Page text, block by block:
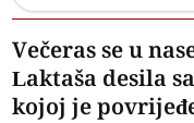
Večeras se u
Laktaša desila
kojoj je